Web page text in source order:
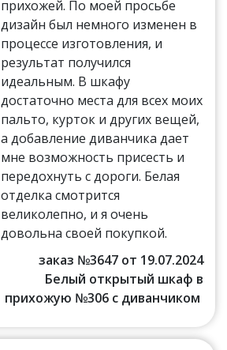
прихожей. По моей просьбе
дизайн был немного изменен в
процессе изготовления, и
результат получился
идеальным. В шкафу
достаточно места для всех моих
пальто, курток и других вещей,
а добавление диванчика дает
мне возможность присесть и
передохнуть с дороги. Белая
отделка смотрится
великолепно, и я очень
довольна своей покупкой.
заказ №3647 от 19.07.2024
Белый открытый шкаф в
прихожую №306 с диванчиком